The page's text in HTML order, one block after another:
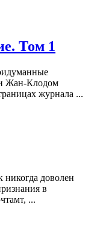
Том 1
Жан-Клодом
журнала ...
доволен
в
...